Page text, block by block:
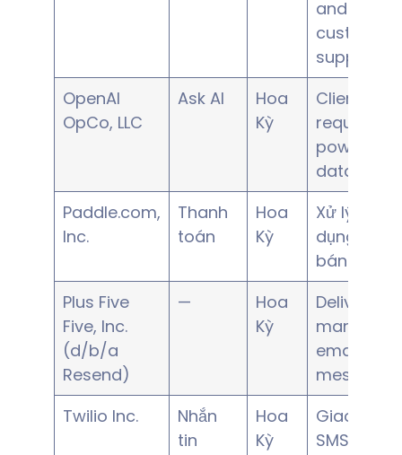
and
customer
support
OpenAI
OpCo, LLC
Ask AI
Hoa
Kỳ
Client-
powered
data
Paddle.com,
Inc.
Thanh
toán
Hoa
Kỳ
Xử lý thẻ
dụng,
bán ghi
Plus Five
Five, Inc.
(d/b/a
Resend)
—
Hoa
Kỳ
Delivery of
marketing
email
messages
Twilio Inc.
Nhắn
tin
Hoa
Kỳ
Giao tiếp
SMS và